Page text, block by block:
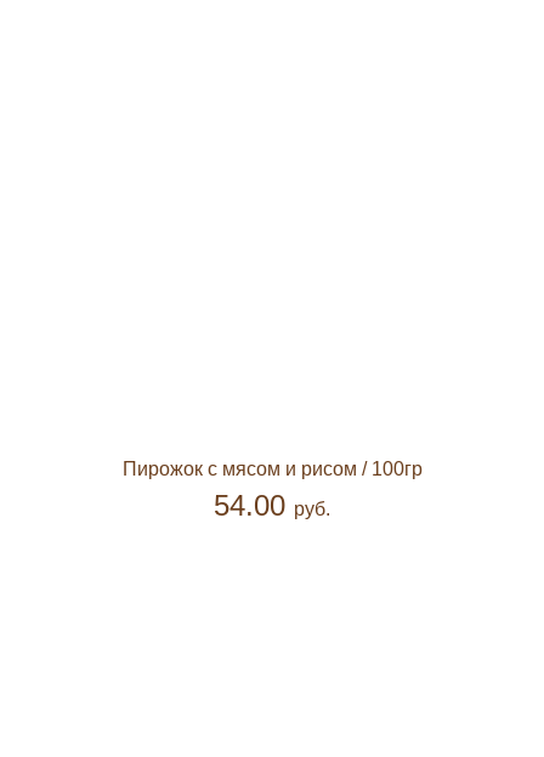
Пирожок с мясом и рисом / 100гр
54.00 руб.